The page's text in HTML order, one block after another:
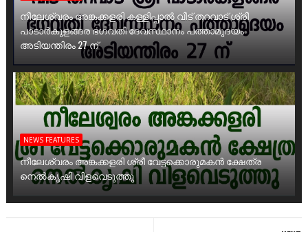
നീലേശ്വരം അങ്കക്കളരി കള്ളിപ്പാൽ വീട് തറവാട് ശ്രീ
പാടാർകുളങ്ങര ഭഗവതി ദേവസ്ഥാനം പത്താമുദയം
അടിയന്തിരം 27 ന്
NEWS FEATURES
നീലേശ്വരം അങ്കക്കളരി ശ്രീ വേട്ടക്കൊരുമകൻ ക്ഷേത്ര
നെൽകൃഷി വിളവെടുത്തു